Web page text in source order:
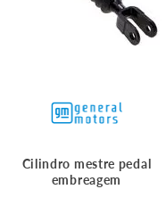
Cilindro mestre pedal
embreagem